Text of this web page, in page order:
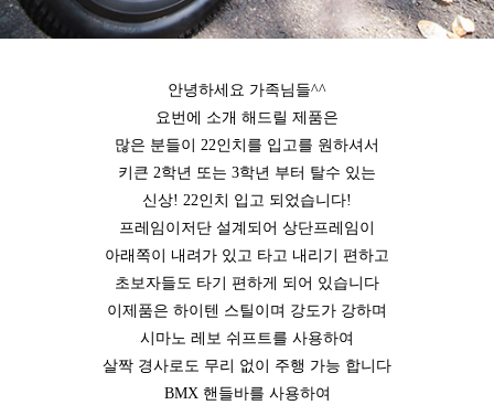
안녕하세요 가족님들^^
요번에 소개 해드릴 제품은
많은 분들이 22인치를 입고를 원하셔서
키큰 2학년 또는 3학년 부터 탈수 있는
신상! 22인치 입고 되었습니다!
프레임이저단 설계되어 상단프레임이
아래쪽이 내려가 있고 타고 내리기 편하고
초보자들도 타기 편하게 되어 있습니다
이제품은 하이텐 스틸이며 강도가 강하며
시마노 레보 쉬프트를 사용하여
살짝 경사로도 무리 없이 주행 가능 합니다
BMX 핸들바를 사용하여